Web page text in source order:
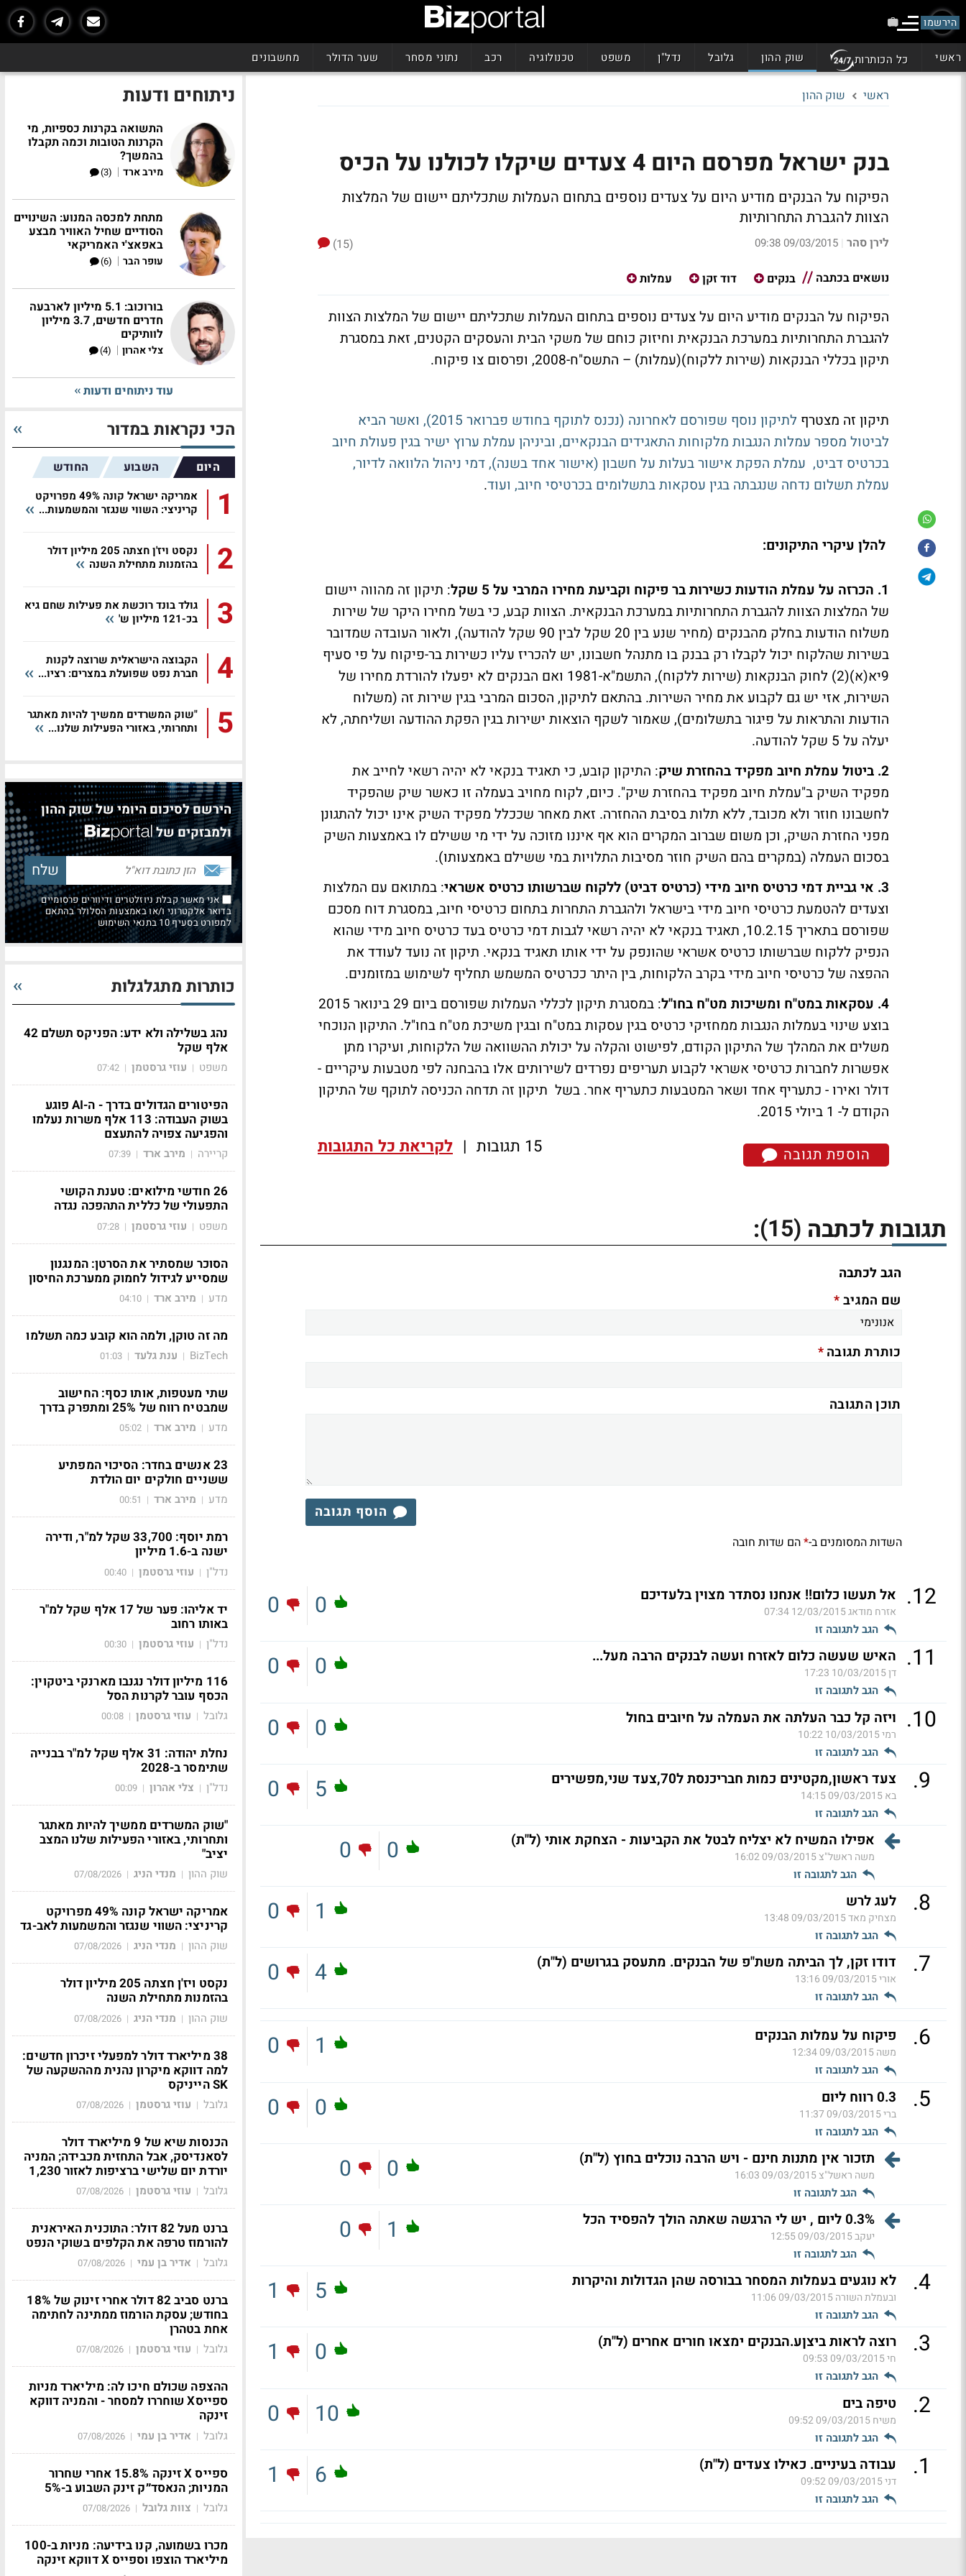
הירשמו
ראשי כל הכותרות שוק ההון גלובל נדל"ן משפט טכנולוגיה רכב נתוני מסחר שער הדולר מחשבונים
ראשי שוק ההון
בנק ישראל מפרסם היום 4 צעדים שיקלו לכולנו על הכיס
הפיקוח על הבנקים מודיע היום על צעדים נוספים בתחום העמלות שתכליתם יישום של המלצות
הצוות להגברת התחרותיות
לירן סהר |
09/03/2015 09:38
(15)
נושאים בכתבה
בנקים דוד זקן עמלות
הפיקוח על הבנקים מודיע היום על צעדים נוספים בתחום העמלות שתכליתם יישום של המלצות הצוות
להגברת התחרותיות במערכת הבנקאית וחיזוק כוחם של משקי הבית והעסקים הקטנים, זאת במסגרת
תיקון בכללי הבנקאות (שירות ללקוח)(עמלות) – התשס"ח-2008, ופרסום צו פיקוח.
תיקון זה מצטרף
לתיקון נוסף שפורסם לאחרונה (נכנס לתוקף בחודש פברואר 2015), ואשר הביא
לביטול מספר עמלות הנגבות מלקוחות התאגידים הבנקאיים, וביניהן עמלת ערוץ ישיר בגין פעולת חיוב
בכרטיס דביט, עמלת הפקת אישור בעלות על חשבון (אישור אחד בשנה), דמי ניהול הלוואה לדיור,
עמלת תשלום נדחה שנגבתה בגין עסקאות בתשלומים בכרטיסי חיוב, ועוד.
להלן עיקרי התיקונים:
1. הכרזה על עמלת הודעות כשירות בר פיקוח וקביעת מחירו המרבי על 5 שקל
: תיקון זה מהווה יישום
של המלצות הצוות להגברת התחרותיות במערכת הבנקאית. הצוות קבע, כי בשל מחירו היקר של שירות
משלוח הודעות בחלק מהבנקים (מחיר שנע בין 20 שקל לבין 90 שקל להודעה), ולאור העובדה שמדובר
בשירות שהלקוח יכול לקבלו רק בבנק בו מתנהל חשבונו, יש להכריז עליו כשירות בר-פיקוח על פי סעיף
9יא(א)(2) לחוק הבנקאות (שירות ללקוח), התשמ"א-1981 ואם הבנקים לא יפעלו להורדת מחירו של
השירות, אזי יש גם לקבוע את מחיר השירות. בהתאם לתיקון, הסכום המרבי בגין שירות זה (משלוח
הודעות והתראות על פיגור בתשלומים), שאמור לשקף הוצאות ישירות בגין הפקת ההודעה ושליחתה, לא
יעלה על 5 שקל להודעה.
2. ביטול עמלת חיוב מפקיד בהחזרת שיק
: התיקון קובע, כי תאגיד בנקאי לא יהיה רשאי לחייב את
מפקיד השיק ב"עמלת חיוב מפקיד בהחזרת שיק". כיום, לקוח מחויב בעמלה זו כאשר שיק שהפקיד
לחשבונו חוזר ולא מכובד, ללא תלות בסיבת ההחזרה. זאת מאחר שככלל מפקיד השיק אינו יכול להתגונן
מפני החזרת השיק, וכן משום שברוב המקרים הוא אף איננו מזוכה על ידי מי ששילם לו באמצעות השיק
בסכום העמלה (במקרים בהם השיק חוזר מסיבות התלויות במי ששילם באמצעותו).
3. אי גביית דמי כרטיס חיוב מידי (כרטיס דביט) ללקוח שברשותו כרטיס אשראי
: במתואם עם המלצות
וצעדים להטמעת כרטיסי חיוב מידי בישראל ולהגברת התחרות בתחום כרטיסי חיוב, במסגרת דוח מסכם
שפורסם בתאריך 10.2.15, תאגיד בנקאי לא יהיה רשאי לגבות דמי כרטיס בעד כרטיס חיוב מידי שהוא
הנפיק ללקוח שברשותו כרטיס אשראי שהונפק על ידי אותו תאגיד בנקאי. תיקון זה נועד לעודד את
ההפצה של כרטיסי חיוב מידי בקרב הלקוחות, בין היתר ככרטיס המשמש תחליף לשימוש במזומנים.
4. עסקאות במט"ח ומשיכות מט"ח בחו"ל
: במסגרת תיקון לכללי העמלות שפורסם ביום 29 בינואר 2015
בוצע שינוי בעמלות הנגבות ממחזיקי כרטיס בגין עסקות במט"ח ובגין משיכת מט"ח בחו"ל. התיקון הנוכחי
משלים את המהלך של התיקון הקודם, לפישוט והקלה על יכולת ההשוואה של הלקוחות, ועיקרו מתן
אפשרות לחברות כרטיסי אשראי לקבוע תעריפים נפרדים לשירותים אלו בהבחנה לפי מטבעות עיקריים -
דולר ואירו - כתעריף אחד ושאר המטבעות כתעריף אחר. בשל תיקון זה תדחה הכניסה לתוקף של התיקון
הקודם ל- 1 ביולי 2015.
הוספת תגובה 15 תגובות | לקריאת כל התגובות
תגובות לכתבה (15)
:
הגב לכתבה
שם המגיב*
כותרת תגובה*
תוכן התגובה
הוסף תגובה
השדות המסומנים ב-*הם שדות חובה
12
. אל תעשו כלום!! אנחנו נסתדר מצוין בלעדיכם
אזרח מודאג12/03/2015 07:34
הגב לתגובה זו
0
0
11
. האיש שעשה כלום לאזרח ועשה לבנקים הרבה מעל...
דן10/03/2015 17:23
הגב לתגובה זו
0
0
10
. ויזה קל כבר העלתה את העמלה על חיובים בחול
רמי10/03/2015 10:22
הגב לתגובה זו
0
0
9
. צעד ראשון,מקטינים כמות חבריכנסת ל70,צעד שני,מפשירים
בא09/03/2015 14:15
הגב לתגובה זו
5
0
אפילו המשיח לא יצליח לבטל את הקביעות - הצחקת אותי (ל"ת)
משה ראשל"צ09/03/2015 16:02
הגב לתגובה זו
0
0
8
. לעג לרש
מצחיק מאד09/03/2015 13:48
הגב לתגובה זו
1
0
7
. דודו זקן, לך הביתה משת"פ של הבנקים. מתעסק בגרושים (ל"ת)
אורי09/03/2015 13:16
הגב לתגובה זו
4
0
6
. פיקוח על עמלות הבנקים
משה09/03/2015 12:34
הגב לתגובה זו
1
0
5
. 0.3 רווח ליום
ברי09/03/2015 11:37
הגב לתגובה זו
0
0
תזכור אין מתנות חינם - ויש הרבה נוכלים בחוץ (ל"ת)
משה ראשל"צ09/03/2015 16:03
הגב לתגובה זו
0
0
0.3% ליום , יש לי הרגשה שאתה הולך להפסיד הכל
יעקב09/03/2015 12:55
הגב לתגובה זו
1
0
4
. לא נוגעים בעמלות המסחר בבורסה שהן הגדולות והיקרות
ובעמלת השורה09/03/2015 11:06
הגב לתגובה זו
5
1
3
. רוצה לראות ביצןע.הבנקים ימצאו חורים אחרים (ל"ת)
חי09/03/2015 09:53
הגב לתגובה זו
0
1
2
. טיפה בים
משיח09/03/2015 09:52
הגב לתגובה זו
10
0
1
. עבודה בעיניים. כאילו צעדים (ל"ת)
דני09/03/2015 09:52
הגב לתגובה זו
6
1
ניתוחים ודעות
התשואה בקרנות כספיות, מי
הקרנות הטובות וכמה תקבלו
בהמשך?
מירב ארד |
(3)
מתחת למכסה המנוע: השינויים
הסודיים שחיל האוויר מבצע
באפאצ'י האמריקאי
עופר הבר |
(6)
בורוכוב: 5.1 מיליון לארבעה
חדרים חדשים, 3.7 מיליון
לוותיקים
צלי אהרון |
(4)
עוד ניתוחים ודעות
הכי נקראות במדור
היום השבוע החודש
1
אמריקה ישראל קונה 49% מפרויקט
קריניצי: השווי שנגזר והמשמעות...
2
נקסט ויז'ן חצתה 205 מיליון דולר
בהזמנות מתחילת השנה
3
גולד בונד רוכשת את פעילות שחם גיא
בכ-121 מיליון ש'
4
הקבוצה הישראלית שרוצה לקנות
חברת נפט שפועלת במצרים: רציו...
5
"שוק המשרדים ממשיך להיות מאתגר
ותחרותי, באזורי הפעילות שלנו...
הירשם לסיכום היומי של שוק ההון
ולמבזקים של
אני מאשר קבלת ניוזלטרים ודיוורים פרסומיים
בדואר אלקטרוני ו/או באמצעות הסלולר בהתאם
למפורט בסעיף 10 בתנאי השימוש
כותרות מתגלגלות
נהג בשלילה ולא ידע: הפניקס תשלם 42
אלף שקל
משפט | עוזי גרסטמן |
07:42
הפיטורים הגדולים בדרך - ה-AI פוגע
בשוק העבודה: 113 אלף משרות נעלמו
והפגיעה צפויה להתעצם
קריירה | מירב ארד |
07:39
26 חודשי מילואים: טענת הקושי
התפעולי של כללית התהפכה נגדה
משפט | עוזי גרסטמן |
07:28
הסוכר שמסתיר את הסרטן: המנגנון
שמסייע לגידול לחמוק ממערכת החיסון
מדע | מירב ארד |
04:10
מה זה טוקן, ולמה הוא קובע כמה תשלמו
BizTech
| ענת גלעד |
01:03
שתי מעטפות, אותו כסף: החישוב
שמבטיח רווח של 25% ומתפרק בדרך
מדע | מירב ארד |
05:02
23 אנשים בחדר: הסיכוי המפתיע
ששניים חולקים יום הולדת
מדע | מירב ארד |
00:51
רמת יוסף: 33,700 שקל למ"ר, ודירה
ישנה ב-1.6 מיליון
נדל"ן | עוזי גרסטמן |
00:40
יד אליהו: פער של 17 אלף שקל למ"ר
באותו רחוב
נדל"ן | עוזי גרסטמן |
00:30
116 מיליון דולר נגנבו מארנקי ביטקוין:
הכסף עובר לקרנות הסל
גלובל | עוזי גרסטמן |
00:08
נחלת יהודה: 31 אלף שקל למ"ר בבנייה
שתימסר ב-2028
נדל"ן | צלי אהרון |
00:09
"שוק המשרדים ממשיך להיות מאתגר
ותחרותי, באזורי הפעילות שלנו המצב
יציב"
שוק ההון | מנדי הניג |
07/08/2026
אמריקה ישראל קונה 49% מפרויקט
קריניצי: השווי שנגזר והמשמעות לאב-גד
שוק ההון | מנדי הניג |
07/08/2026
נקסט ויז'ן חצתה 205 מיליון דולר
בהזמנות מתחילת השנה
שוק ההון | מנדי הניג |
07/08/2026
38 מיליארד דולר למפעלי זיכרון חדשים:
למה דווקא מיקרון נהנית מההשקעה של
SK הייניקס
גלובל | עוזי גרסטמן |
07/08/2026
הכנסות שיא של 9 מיליארד דולר
לסאנדיסק, אבל התחזית מכבידה; המניה
יורדת יום שלישי ברציפות לאזור 1,230
גלובל | עוזי גרסטמן |
07/08/2026
ברנט מעל 82 דולר: התוכנית האיראנית
להורמוז טרפה את הקלפים בשוקי הנפט
גלובל | אדיר בן עמי |
07/08/2026
ברנט סביב 82 דולר אחרי זינוק של 18%
בחודש; עסקת הורמוז ממתינה לחתימה
אחת בטהרן
גלובל | עוזי גרסטמן |
07/08/2026
ההצפה שכולם חיכו לה: מיליארד מניות
ספייסX שוחררו למסחר - והמניה דווקא
זינקה
גלובל | אדיר בן עמי |
07/08/2026
ספייס X זינקה 15.8% אחרי שחרור
המניות; הנאסד״ק זינק השבוע ב-5%
גלובל | צוות גלובל |
07/08/2026
מכרו בשמועה, קנו בידיעה: מניות ב-100
מיליארד הוצפו וספייס X דווקא זינקה